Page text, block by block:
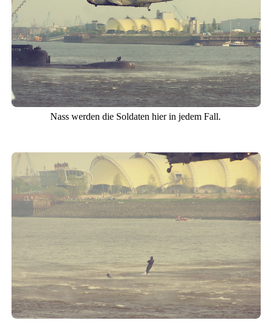
Nass werden die Soldaten hier in jedem Fall.